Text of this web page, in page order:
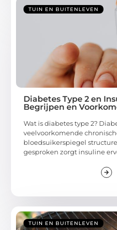
TUIN EN BUITENLEVEN
Diabetes Type 2 en
Begrijpen en
Wat is diabetes type 2?
veelvoorkomende
bloedsuikerspiegel
gesproken zorgt insuline
TUIN EN BUITENLEVEN